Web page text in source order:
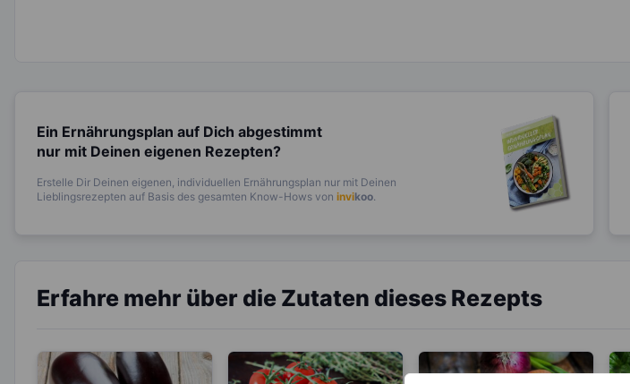
Ein Ernährungsplan auf Dich abgestimmt
nur mit Deinen eigenen Rezepten?
Erstelle Dir Deinen eigenen, individuellen Ernährungsplan nur mit Deinen
Lieblingsrezepten auf Basis des gesamten Know-Hows von invikoo.
Erfahre mehr über die Zutaten dieses Rezepts